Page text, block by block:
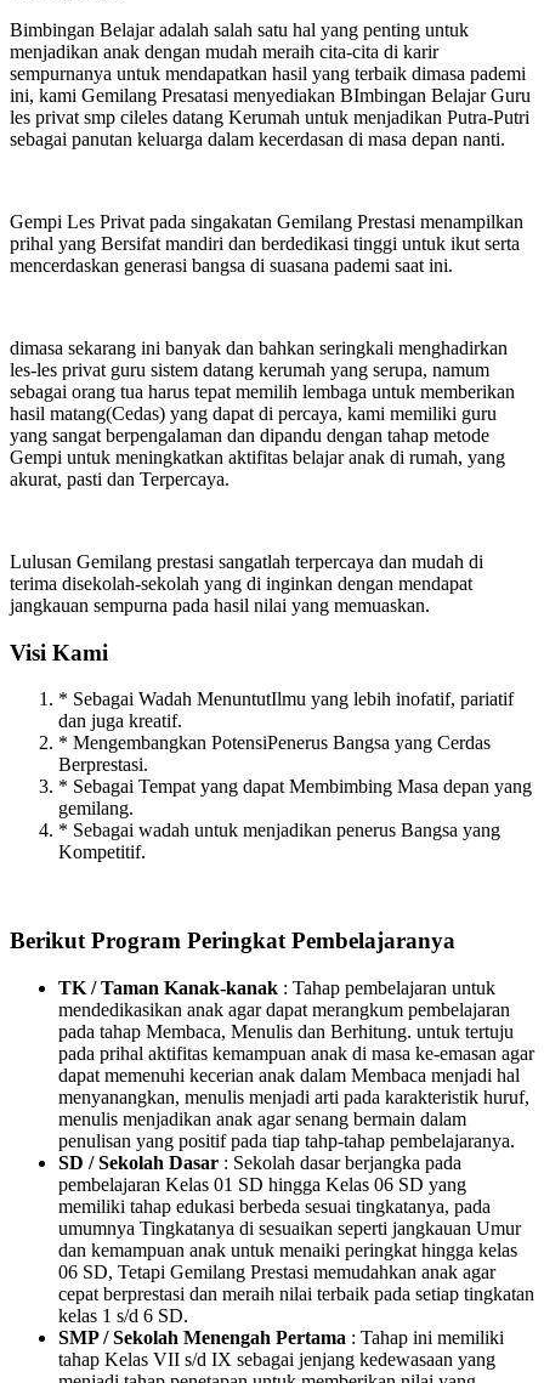
Bimbingan Belajar adalah salah satu hal yang penting untuk
menjadikan anak dengan mudah meraih cita-cita di karir
sempurnanya untuk mendapatkan hasil yang terbaik dimasa pademi
ini, kami Gemilang Presatasi menyediakan BImbingan Belajar Guru
les privat smp cileles datang Kerumah untuk menjadikan Putra-Putri
sebagai panutan keluarga dalam kecerdasan di masa depan nanti.
Gempi Les Privat pada singakatan Gemilang Prestasi menampilkan
prihal yang Bersifat mandiri dan berdedikasi tinggi untuk ikut serta
mencerdaskan generasi bangsa di suasana pademi saat ini.
dimasa sekarang ini banyak dan bahkan seringkali menghadirkan
les-les privat guru sistem datang kerumah yang serupa, namum
sebagai orang tua harus tepat memilih lembaga untuk memberikan
hasil matang(Cedas) yang dapat di percaya, kami memiliki guru
yang sangat berpengalaman dan dipandu dengan tahap metode
Gempi untuk meningkatkan aktifitas belajar anak di rumah, yang
akurat, pasti dan Terpercaya.
Lulusan Gemilang prestasi sangatlah terpercaya dan mudah di
terima disekolah-sekolah yang di inginkan dengan mendapat
jangkauan sempurna pada hasil nilai yang memuaskan.
Visi Kami
* Sebagai Wadah MenuntutIlmu yang lebih inofatif, pariatif
dan juga kreatif.
* Mengembangkan PotensiPenerus Bangsa yang Cerdas
Berprestasi.
* Sebagai Tempat yang dapat Membimbing Masa depan yang
gemilang.
* Sebagai wadah untuk menjadikan penerus Bangsa yang
Kompetitif.
Berikut Program Peringkat Pembelajaranya
TK / Taman Kanak-kanak : Tahap pembelajaran untuk
mendedikasikan anak agar dapat merangkum pembelajaran
pada tahap Membaca, Menulis dan Berhitung. untuk tertuju
pada prihal aktifitas kemampuan anak di masa ke-emasan agar
dapat memenuhi kecerian anak dalam Membaca menjadi hal
menyanangkan, menulis menjadi arti pada karakteristik huruf,
menulis menjadikan anak agar senang bermain dalam
penulisan yang positif pada tiap tahp-tahap pembelajaranya.
SD / Sekolah Dasar : Sekolah dasar berjangka pada
pembelajaran Kelas 01 SD hingga Kelas 06 SD yang
memiliki tahap edukasi berbeda sesuai tingkatanya, pada
umumnya Tingkatanya di sesuaikan seperti jangkauan Umur
dan kemampuan anak untuk menaiki peringkat hingga kelas
06 SD, Tetapi Gemilang Prestasi memudahkan anak agar
cepat berprestasi dan meraih nilai terbaik pada setiap tingkatan
kelas 1 s/d 6 SD.
SMP / Sekolah Menengah Pertama : Tahap ini memiliki
tahap Kelas VII s/d IX sebagai jenjang kedewasaan yang